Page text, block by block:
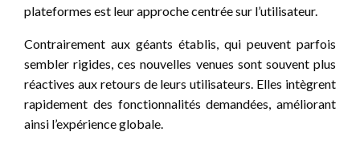
plateformes est leur approche centrée sur l’utilisateur.
Contrairement aux géants établis, qui peuvent parfois
sembler rigides, ces nouvelles venues sont souvent plus
réactives aux retours de leurs utilisateurs. Elles intègrent
rapidement des fonctionnalités demandées, améliorant
ainsi l’expérience globale.